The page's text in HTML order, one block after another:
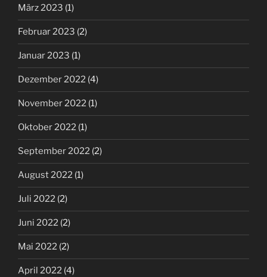
März 2023 (1)
Februar 2023 (2)
Januar 2023 (1)
Dezember 2022 (4)
November 2022 (1)
Oktober 2022 (1)
September 2022 (2)
August 2022 (1)
Juli 2022 (2)
Juni 2022 (2)
Mai 2022 (2)
April 2022 (4)